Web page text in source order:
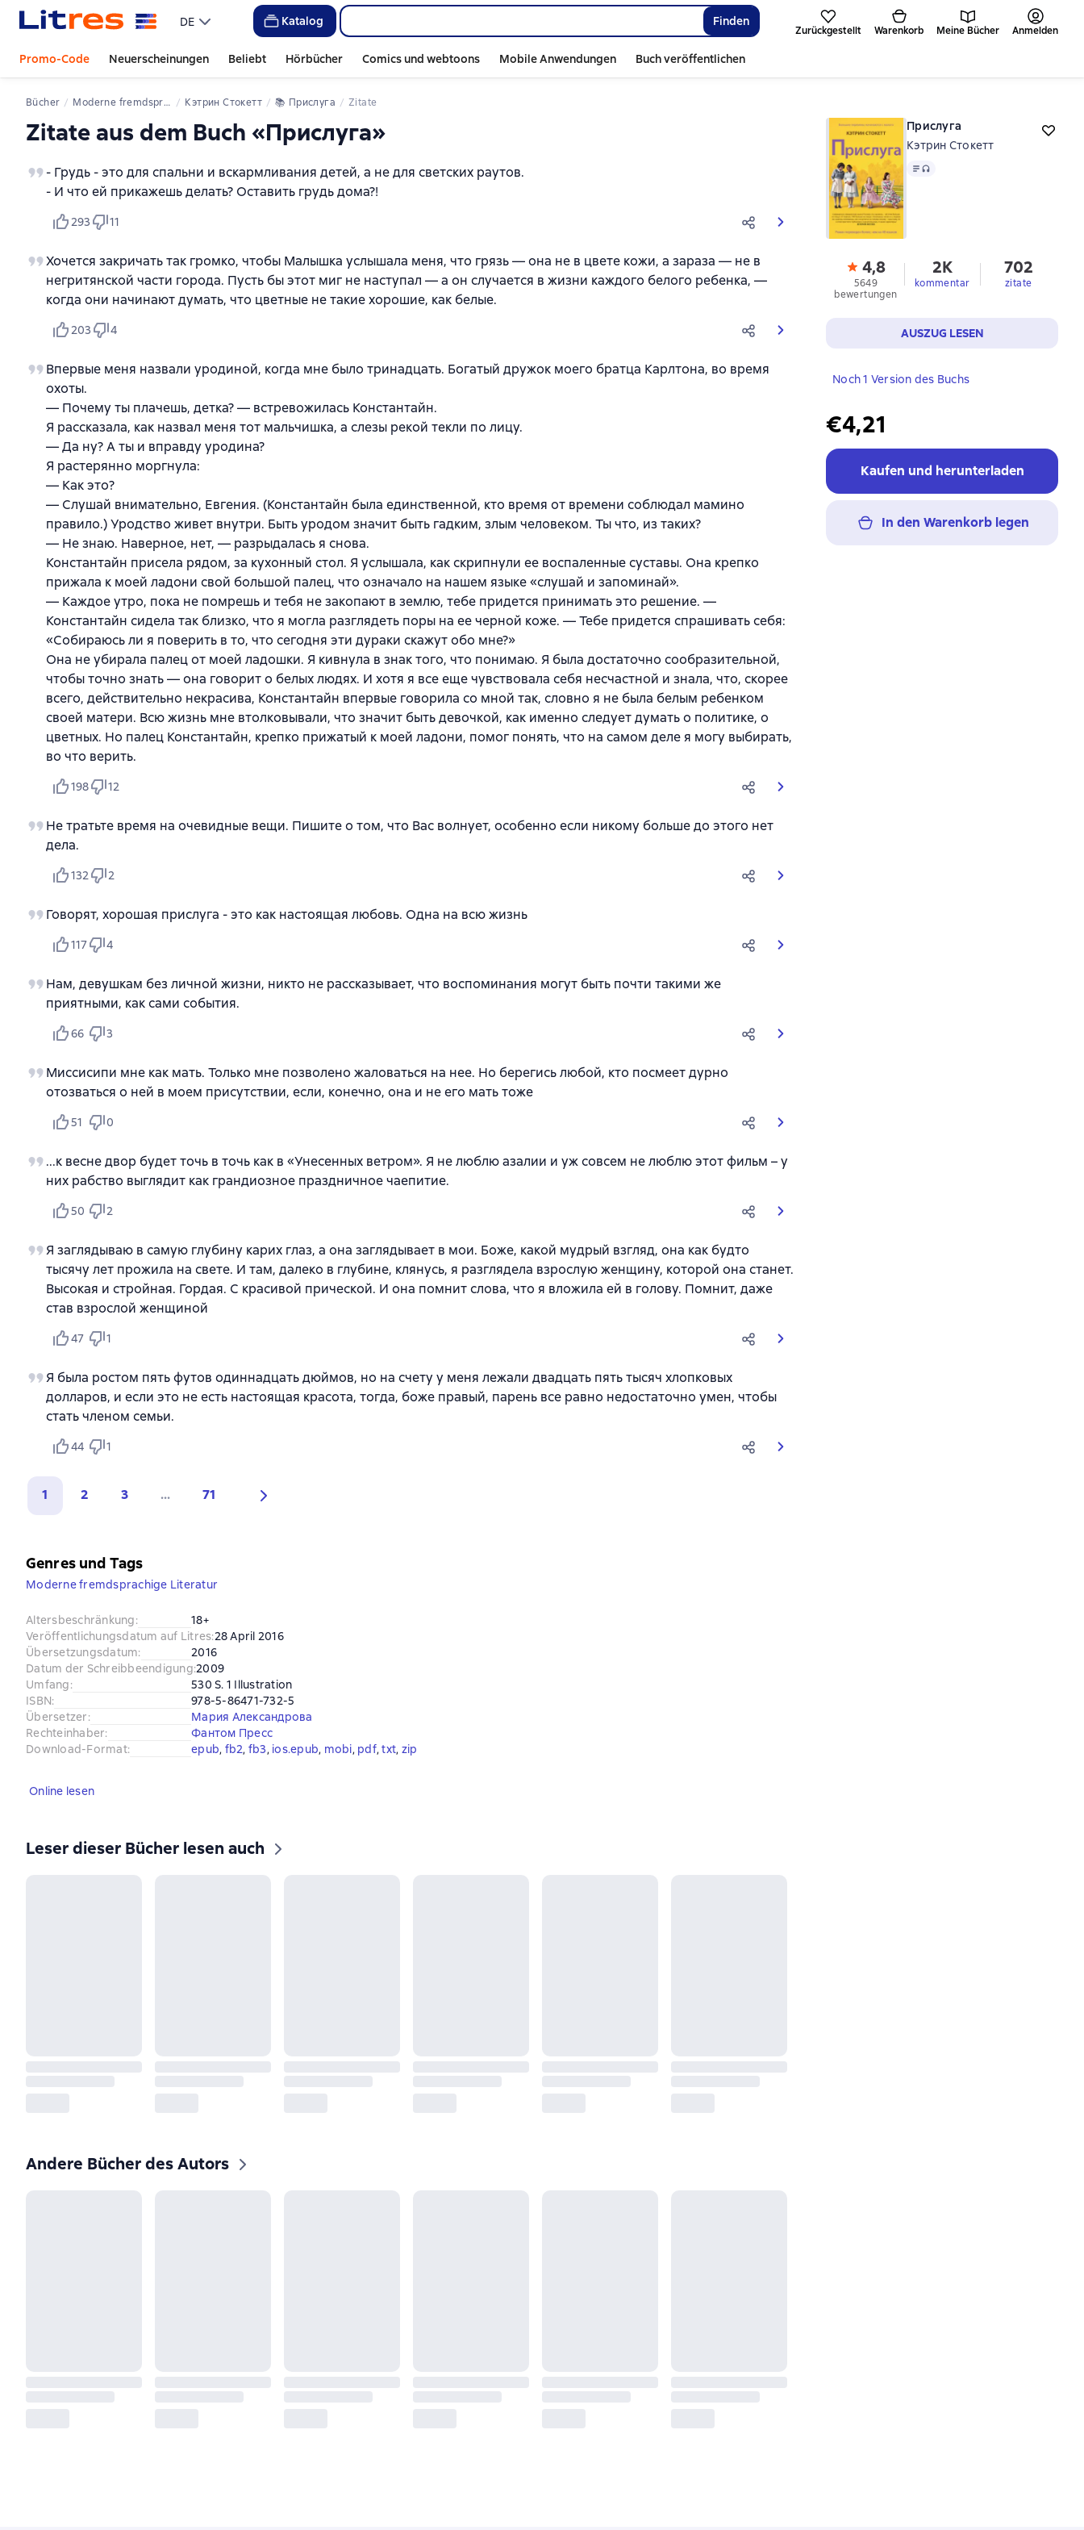
DE Katalog Finden
Zurückgestellt Warenkorb Meine Bücher Anmelden
Promo-Code Neuerscheinungen Beliebt Hörbücher Comics und webtoons Mobile Anwendungen Buch veröffentlichen
Bücher Moderne fremdsprachige Literatur Кэтрин Стокетт 📚 Прислуга Zitate
Zitate aus dem Buch «Прислуга»
- Грудь - это для спальни и вскармливания детей, а не для светских раутов.
- И что ей прикажешь делать? Оставить грудь дома?!
293 11
Хочется закричать так громко, чтобы Малышка услышала меня, что грязь — она не в цвете кожи, а зараза — не в
негритянской части города. Пусть бы этот миг не наступал — а он случается в жизни каждого белого ребенка, —
когда они начинают думать, что цветные не такие хорошие, как белые.
203 4
Впервые меня назвали уродиной, когда мне было тринадцать. Богатый дружок моего братца Карлтона, во время
охоты.
— Почему ты плачешь, детка? — встревожилась Константайн.
Я рассказала, как назвал меня тот мальчишка, а слезы рекой текли по лицу.
— Да ну? А ты и вправду уродина?
Я растерянно моргнула:
— Как это?
— Слушай внимательно, Евгения. (Константайн была единственной, кто время от времени соблюдал мамино
правило.) Уродство живет внутри. Быть уродом значит быть гадким, злым человеком. Ты что, из таких?
— Не знаю. Наверное, нет, — разрыдалась я снова.
Константайн присела рядом, за кухонный стол. Я услышала, как скрипнули ее воспаленные суставы. Она крепко
прижала к моей ладони свой большой палец, что означало на нашем языке «слушай и запоминай».
— Каждое утро, пока не помрешь и тебя не закопают в землю, тебе придется принимать это решение. —
Константайн сидела так близко, что я могла разглядеть поры на ее черной коже. — Тебе придется спрашивать себя:
«Собираюсь ли я поверить в то, что сегодня эти дураки скажут обо мне?»
Она не убирала палец от моей ладошки. Я кивнула в знак того, что понимаю. Я была достаточно сообразительной,
чтобы точно знать — она говорит о белых людях. И хотя я все еще чувствовала себя несчастной и знала, что, скорее
всего, действительно некрасива, Константайн впервые говорила со мной так, словно я не была белым ребенком
своей матери. Всю жизнь мне втолковывали, что значит быть девочкой, как именно следует думать о политике, о
цветных. Но палец Константайн, крепко прижатый к моей ладони, помог понять, что на самом деле я могу выбирать,
во что верить.
198 12
Не тратьте время на очевидные вещи. Пишите о том, что Вас волнует, особенно если никому больше до этого нет
дела.
132 2
Говорят, хорошая прислуга - это как настоящая любовь. Одна на всю жизнь
117 4
Нам, девушкам без личной жизни, никто не рассказывает, что воспоминания могут быть почти такими же
приятными, как сами события.
66 3
Миссисипи мне как мать. Только мне позволено жаловаться на нее. Но берегись любой, кто посмеет дурно
отозваться о ней в моем присутствии, если, конечно, она и не его мать тоже
51 0
...к весне двор будет точь в точь как в «Унесенных ветром». Я не люблю азалии и уж совсем не люблю этот фильм – у
них рабство выглядит как грандиозное праздничное чаепитие.
50 2
Я заглядываю в самую глубину карих глаз, а она заглядывает в мои. Боже, какой мудрый взгляд, она как будто
тысячу лет прожила на свете. И там, далеко в глубине, клянусь, я разглядела взрослую женщину, которой она станет.
Высокая и стройная. Гордая. С красивой прической. И она помнит слова, что я вложила ей в голову. Помнит, даже
став взрослой женщиной
47 1
Я была ростом пять футов одиннадцать дюймов, но на счету у меня лежали двадцать пять тысяч хлопковых
долларов, и если это не есть настоящая красота, тогда, боже правый, парень все равно недостаточно умен, чтобы
стать членом семьи.
44 1
1 2 3 ... 71
Прислуга
Кэтрин Стокетт
Text, Audioformat verfügbar
4,8
5649
bewertungen
2K
kommentar
702
zitate
AUSZUG LESEN
Noch 1 Version des Buchs
€4,21
Kaufen und herunterladen
In den Warenkorb legen
Genres und Tags
Moderne fremdsprachige Literatur
Altersbeschränkung:
18+
Veröffentlichungsdatum auf Litres:28 April 2016
Übersetzungsdatum:
2016
Datum der Schreibbeendigung:2009
Umfang:
530 S. 1 Illustration
ISBN:
978-5-86471-732-5
Übersetzer:
Мария Александрова
Rechteinhaber:
Фантом Пресс
Download-Format: epub, fb2, fb3, ios.epub, mobi, pdf, txt, zip
Online lesen
Leser dieser Bücher lesen auch
Andere Bücher des Autors